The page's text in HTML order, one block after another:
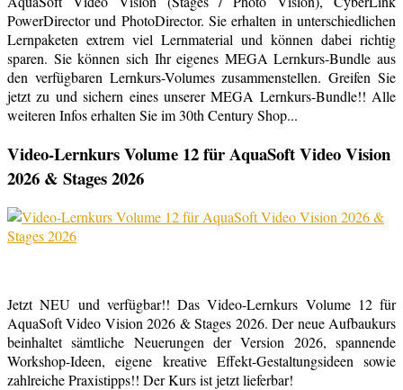
PowerDirector und PhotoDirector. Sie erhalten in unterschiedlichen
Lernpaketen extrem viel Lernmaterial und können dabei richtig
sparen. Sie können sich Ihr eigenes MEGA Lernkurs-Bundle aus
den verfügbaren Lernkurs-Volumes zusammenstellen. Greifen Sie
jetzt zu und sichern eines unserer MEGA Lernkurs-Bundle!! Alle
weiteren Infos erhalten Sie im 30th Century Shop...
Video-Lernkurs Volume 12 für AquaSoft Video Vision
2026 & Stages 2026
Jetzt NEU und verfügbar!! Das Video-Lernkurs Volume 12 für
AquaSoft Video Vision 2026 & Stages 2026. Der neue Aufbaukurs
beinhaltet sämtliche Neuerungen der Version 2026, spannende
Workshop-Ideen, eigene kreative Effekt-Gestaltungsideen sowie
zahlreiche Praxistipps!! Der Kurs ist jetzt lieferbar!